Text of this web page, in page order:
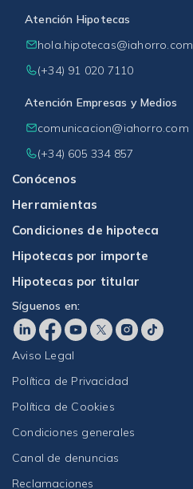
Conócenos
Herramientas
Condiciones de hipoteca
Hipotecas por importe
Hipotecas por titular
Atención Hipotecas
hola.hipotecas@iahorro.com
(+34) 91 020 7110
Atención Empresas y Medios
comunicacion@iahorro.com
(+34) 605 334 857
Síguenos en:
Aviso Legal
Política de Privacidad
Política de Cookies
Condiciones generales
Canal de denuncias
Reclamaciones